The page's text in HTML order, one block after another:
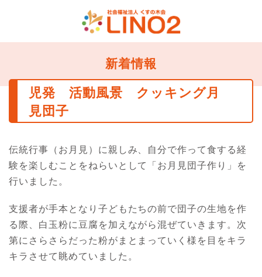
新着情報
児発 活動風景 クッキング月
見団子
伝統行事（お月見）に親しみ、自分で作って食する経
験を楽しむことをねらいとして「お月見団子作り」を
行いました。
支援者が手本となり子どもたちの前で団子の生地を作
る際、白玉粉に豆腐を加えながら混ぜていきます。次
第にさらさらだった粉がまとまっていく様を目をキラ
キラさせて眺めていました。